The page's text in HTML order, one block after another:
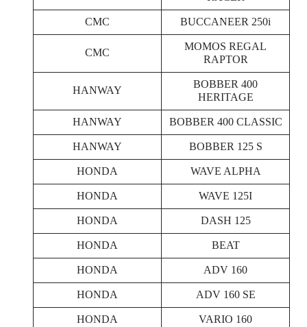
CMC
BUCCANEER 250i
CMC
MOMOS REGAL
RAPTOR
HANWAY
BOBBER 400
HERITAGE
HANWAY
BOBBER 400 CLASSIC
HANWAY
BOBBER 125 S
HONDA
WAVE ALPHA
HONDA
WAVE 125I
HONDA
DASH 125
HONDA
BEAT
HONDA
ADV 160
HONDA
ADV 160 SE
HONDA
VARIO 160